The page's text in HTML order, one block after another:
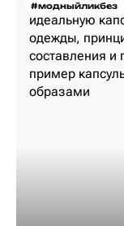
#модныйликбез